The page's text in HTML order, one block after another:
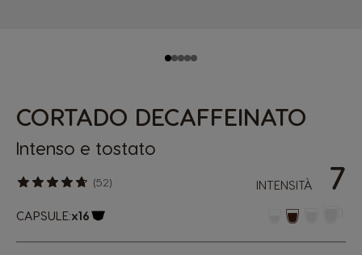
CORTADO DECAFFEINATO
Intenso e tostato
INTENSITÀ 7
(52)
CAPSULE:x16